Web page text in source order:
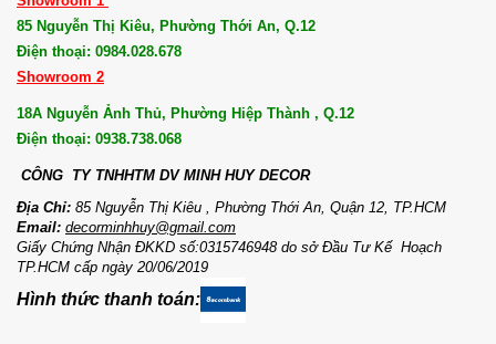
85 Nguyễn Thị Kiêu, Phường Thới An, Q.12
Điện thoại: 0984.028.678
Showroom 2
18A Nguyễn Ảnh Thủ, Phường Hiệp Thành , Q.12
Điện thoại: 0938.738.068
CÔNG TY TNHHTM DV MINH HUY DECOR
Địa Chỉ: 85 Nguyễn Thị Kiêu , Phường Thới An, Quận 12, TP.HCM
Email: decorminhhuy@gmail.com
Giấy Chứng Nhận ĐKKD số:0315746948 do sở Đầu Tư Kế Hoạch
TP.HCM cấp ngày 20/06/2019
Hình thức thanh toán: